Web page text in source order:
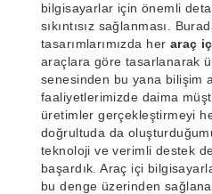
bilgisayarlar için önemli
sıkıntısız sağlanması.
tasarımlarımızda her araç
araçlara göre tasarlanarak
senesinden bu yana bilişim
faaliyetlerimizde daima
üretimler gerçekleştirmeyi
doğrultuda da
teknoloji ve verimli destek
başardık. Araç içi
bu denge üzerinden